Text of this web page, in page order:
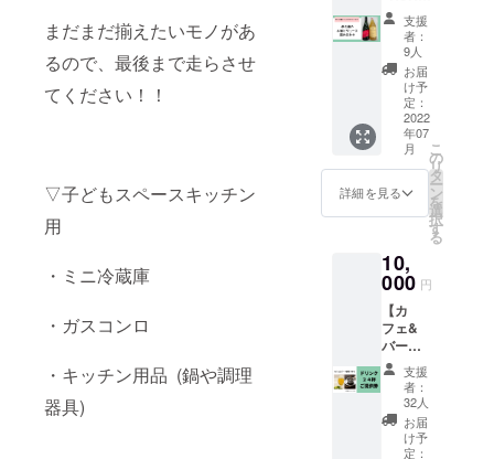
まだまだ揃えたいモノがあ
るので、最後まで走らさせ
てください！！
▽子どもスペースキッチン
用
・ミニ冷蔵庫
・ガスコンロ
・キッチン用品 (鍋や調理
器具)
けのマ
イボト
ルキー
パー作
りませ
んか？
・ご自
身でお
店に予
約して
いただ
間：６
月１４
日〜７
月末）
・
GURUR
ITO来店
時に、
クラウ
ドファ
ンディ
Uコラボ
レー
ション
リター
ン 【佐
久穂の
お酒と
ジュー
ス詰め
合わ
せ】 佐
久穂で
地域の
に愛さ
れるリ
カー＆
ドラッ
グ 四ツ
目屋さ
ん。 今
回は、
四ツ目
屋さん
と一緒
に選ん
支援
者：
9人
お届
け予
定：
2022
年07
月
詳細を見る
こ
の
リ
タ
ー
ン
を
選
択
す
る
10,
000 円
【カ
フェ&
バーで
使用で
きる、
ドリン
ク2４杯
ご提供
券】 カ
支援
者：
32人
お届
け予
定：